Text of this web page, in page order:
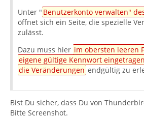
Unter " Benutzerkonto verwalten"
öffnet sich ein Seite, die spezielle
zulässt.
Dazu muss hier im obersten leeren
eigene gültige Kennwort
die Veränderungen endgültig zu
Bist Du sicher, dass Du von
Bitte Screenshot.